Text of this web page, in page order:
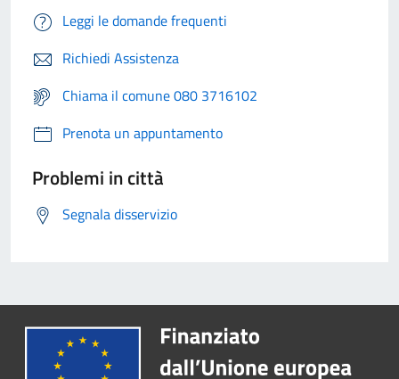
Leggi le domande frequenti
Richiedi Assistenza
Chiama il comune 080 3716102
Prenota un appuntamento
Problemi in città
Segnala disservizio